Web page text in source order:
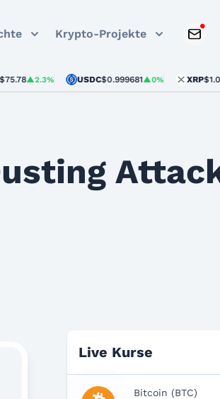
Krypto-Projekte
▲2.3% USDC$0.999681▲0% XRP $1.04
Live Kurse
Bitcoin (BTC)